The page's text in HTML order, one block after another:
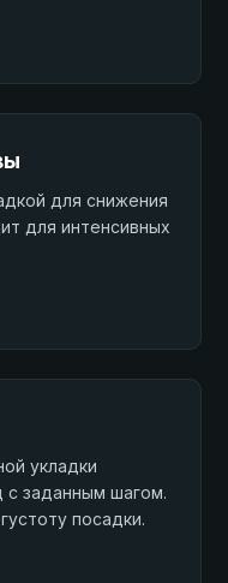
для снижения
для интенсивных
укладки
с заданным шагом.
посадки.